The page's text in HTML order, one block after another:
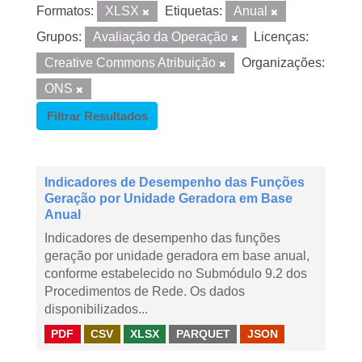
Formatos: XLSX Etiquetas:
Anual
Grupos:
Avaliação da Operação
Licenças:
Creative Commons Atribuição
Organizações:
ONS
Filtrar Resultados
Indicadores de Desempenho das Funções
Geração por Unidade Geradora em Base
Anual
Indicadores de desempenho das funções
geração por unidade geradora em base anual,
conforme estabelecido no Submódulo 9.2 dos
Procedimentos de Rede. Os dados
disponibilizados...
PDF CSV XLSX PARQUET JSON